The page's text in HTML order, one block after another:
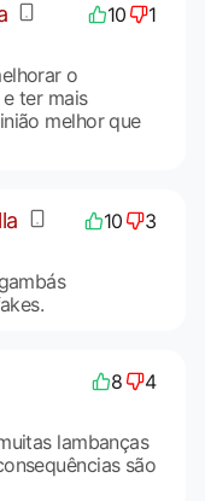
10 1
o
ter mais
melhor que
10 3
8 4
lambanças
são